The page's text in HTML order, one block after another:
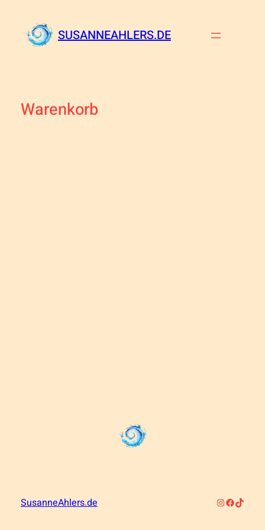
springen
SUSANNEAHLERS.DE
Warenkorb
SusanneAhlers.de Instagram
TikTok